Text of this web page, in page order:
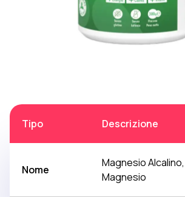
Tipo Descrizione
Nome
Magnesio
Magnesio